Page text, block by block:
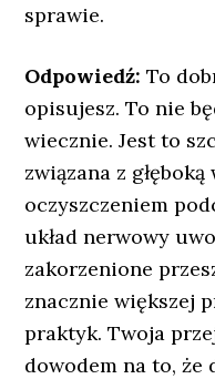
sprawie.
Odpowiedź: To
opisujesz. To nie
wiecznie. Jest to
związana z
oczyszczeniem
układ nerwowy
zakorzenione
znacznie większej
praktyk. Twoja
dowodem na to, że